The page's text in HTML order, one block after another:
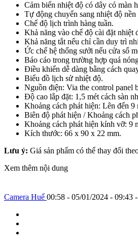
Cảm biến nhiệt độ có dây có màn
Tự động chuyển sang nhiệt độ
Chế độ lịch trình hàng tuần.
Khả năng vào chế độ cài đặt nhiệt
Khả năng tắt nếu chỉ cần duy trì
Ức chế hệ thống sưởi nếu cửa sổ
Báo cáo trong trường hợp quá
Điều khiển dễ dàng bằng cách
Biểu đồ lịch sử nhiệt độ.
Nguồn điện: Via the control panel
Độ cao lắp đặt: 1,5 mét cách sàn
Khoảng cách phát hiện: Lên đến 9
Biên độ phát hiện / Khoảng cách
Khoảng cách phát hiện kính vỡ: 9
Kích thước: 66 x 90 x 22 mm.
Lưu ý: Giá sản phẩm có thể thay đổi
Xem thêm nội dung
Camera Huế 00:58 - 05/01/2024 - 09:43